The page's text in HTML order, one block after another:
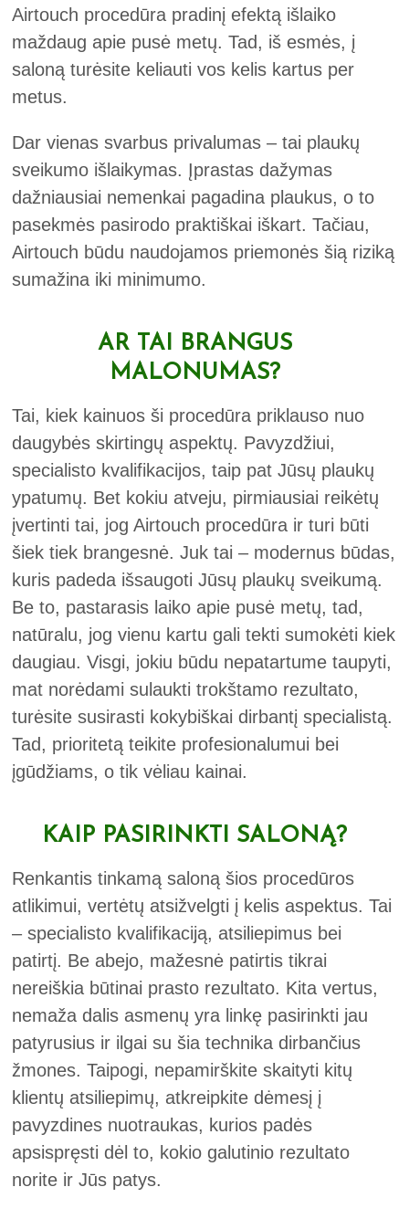
Airtouch procedūra pradinį efektą išlaiko
maždaug apie pusė metų. Tad, iš esmės, į
saloną turėsite keliauti vos kelis kartus per
metus.
Dar vienas svarbus privalumas – tai plaukų
sveikumo išlaikymas. Įprastas dažymas
dažniausiai nemenkai pagadina plaukus, o to
pasekmės pasirodo praktiškai iškart. Tačiau,
Airtouch būdu naudojamos priemonės šią riziką
sumažina iki minimumo.
AR TAI BRANGUS
MALONUMAS?
Tai, kiek kainuos ši procedūra priklauso nuo
daugybės skirtingų aspektų. Pavyzdžiui,
specialisto kvalifikacijos, taip pat Jūsų plaukų
ypatumų. Bet kokiu atveju, pirmiausiai reikėtų
įvertinti tai, jog Airtouch procedūra ir turi būti
šiek tiek brangesnė. Juk tai – modernus būdas,
kuris padeda išsaugoti Jūsų plaukų sveikumą.
Be to, pastarasis laiko apie pusė metų, tad,
natūralu, jog vienu kartu gali tekti sumokėti kiek
daugiau. Visgi, jokiu būdu nepatartume taupyti,
mat norėdami sulaukti trokštamo rezultato,
turėsite susirasti kokybiškai dirbantį specialistą.
Tad, prioritetą teikite profesionalumui bei
įgūdžiams, o tik vėliau kainai.
KAIP PASIRINKTI SALONĄ?
Renkantis tinkamą saloną šios procedūros
atlikimui, vertėtų atsižvelgti į kelis aspektus. Tai
– specialisto kvalifikaciją, atsiliepimus bei
patirtį. Be abejo, mažesnė patirtis tikrai
nereiškia būtinai prasto rezultato. Kita vertus,
nemaža dalis asmenų yra linkę pasirinkti jau
patyrusius ir ilgai su šia technika dirbančius
žmones. Taipogi, nepamirškite skaityti kitų
klientų atsiliepimų, atkreipkite dėmesį į
pavyzdines nuotraukas, kurios padės
apsispręsti dėl to, kokio galutinio rezultato
norite ir Jūs patys.